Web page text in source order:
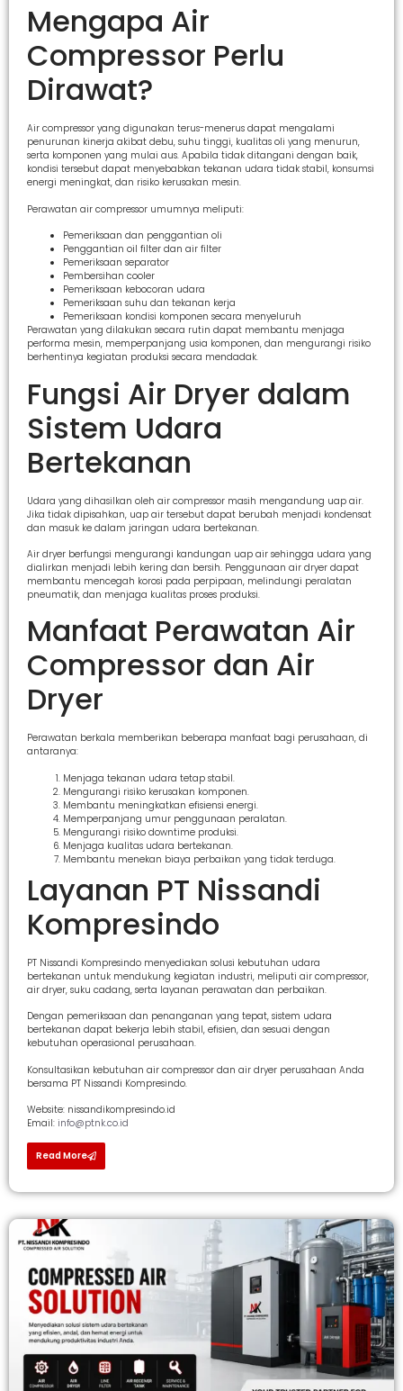
Mengapa Air
Compressor Perlu
Dirawat?
Air compressor yang digunakan terus-menerus dapat mengalami
penurunan kinerja akibat debu, suhu tinggi, kualitas oli yang menurun,
serta komponen yang mulai aus. Apabila tidak ditangani dengan baik,
kondisi tersebut dapat menyebabkan tekanan udara tidak stabil, konsumsi
energi meningkat, dan risiko kerusakan mesin.
Perawatan air compressor umumnya meliputi:
Pemeriksaan dan penggantian oli
Penggantian oil filter dan air filter
Pemeriksaan separator
Pembersihan cooler
Pemeriksaan kebocoran udara
Pemeriksaan suhu dan tekanan kerja
Pemeriksaan kondisi komponen secara menyeluruh
Perawatan yang dilakukan secara rutin dapat membantu menjaga
performa mesin, memperpanjang usia komponen, dan mengurangi risiko
berhentinya kegiatan produksi secara mendadak.
Fungsi Air Dryer dalam
Sistem Udara
Bertekanan
Udara yang dihasilkan oleh air compressor masih mengandung uap air.
Jika tidak dipisahkan, uap air tersebut dapat berubah menjadi kondensat
dan masuk ke dalam jaringan udara bertekanan.
Air dryer berfungsi mengurangi kandungan uap air sehingga udara yang
dialirkan menjadi lebih kering dan bersih. Penggunaan air dryer dapat
membantu mencegah korosi pada perpipaan, melindungi peralatan
pneumatik, dan menjaga kualitas proses produksi.
Manfaat Perawatan Air
Compressor dan Air
Dryer
Perawatan berkala memberikan beberapa manfaat bagi perusahaan, di
antaranya:
Menjaga tekanan udara tetap stabil.
Mengurangi risiko kerusakan komponen.
Membantu meningkatkan efisiensi energi.
Memperpanjang umur penggunaan peralatan.
Mengurangi risiko downtime produksi.
Menjaga kualitas udara bertekanan.
Membantu menekan biaya perbaikan yang tidak terduga.
Layanan PT Nissandi
Kompresindo
PT Nissandi Kompresindo menyediakan solusi kebutuhan udara
bertekanan untuk mendukung kegiatan industri, meliputi air compressor,
air dryer, suku cadang, serta layanan perawatan dan perbaikan.
Dengan pemeriksaan dan penanganan yang tepat, sistem udara
bertekanan dapat bekerja lebih stabil, efisien, dan sesuai dengan
kebutuhan operasional perusahaan.
Konsultasikan kebutuhan air compressor dan air dryer perusahaan Anda
bersama PT Nissandi Kompresindo.
Website: nissandikompresindo.id
Email: info@ptnk.co.id
Read More